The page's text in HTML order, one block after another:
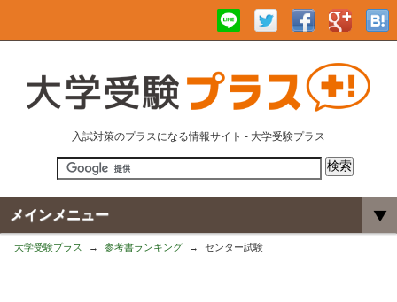
入試対策のプラスになる情報サイト - 大学受験プラス
大学受験プラス 参考書ランキング センター試験
メインメニュー